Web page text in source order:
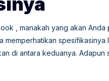
, manakah yang akan Anda
memperhatikan
di antara keduanya. Adapun